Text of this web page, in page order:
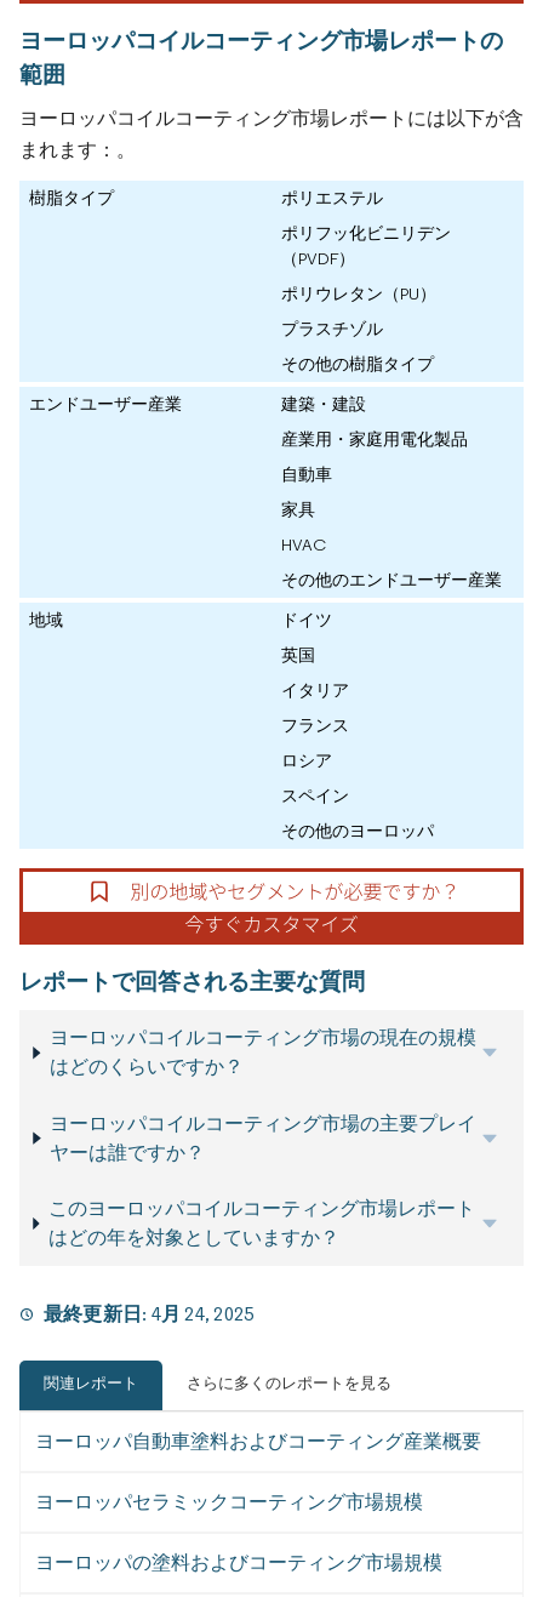
ヨーロッパコイルコーティング市場レポートの
範囲
ヨーロッパコイルコーティング市場レポートには以下が含
まれます：。
樹脂タイプ
ポリエステル
ポリフッ化ビニリデン
（PVDF）
ポリウレタン（PU）
プラスチゾル
その他の樹脂タイプ
エンドユーザー産業
建築・建設
産業用・家庭用電化製品
自動車
家具
HVAC
その他のエンドユーザー産業
地域
ドイツ
英国
イタリア
フランス
ロシア
スペイン
その他のヨーロッパ
レポートで回答される主要な質問
ヨーロッパコイルコーティング市場の現在の規模
はどのくらいですか？
ヨーロッパコイルコーティング市場の主要プレイ
ヤーは誰ですか？
このヨーロッパコイルコーティング市場レポート
はどの年を対象としていますか？
最終更新日: 4月 24, 2025
関連レポート さらに多くのレポートを見る
ヨーロッパ自動車塗料およびコーティング産業概要
ヨーロッパセラミックコーティング市場規模
ヨーロッパの塗料およびコーティング市場規模